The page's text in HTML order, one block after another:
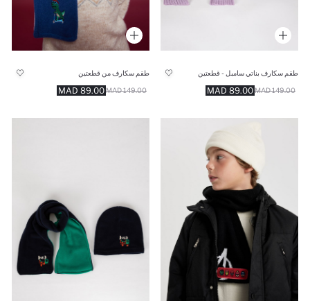
طقم سكارف بناتي سامبل - قطعتين
89.00 MAD 149.00 MAD
طقم سكارف من قطعتين
89.00 MAD 149.00 MAD